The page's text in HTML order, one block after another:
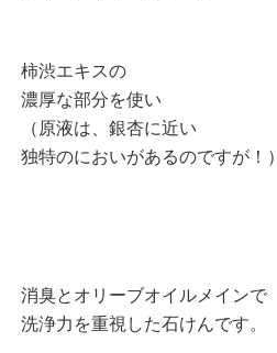
柿渋エキスの
濃厚な部分を使い
（原液は、銀杏に近い
独特のにおいがあるのですが！）
消臭とオリーブオイルメインで
洗浄力を重視した石けんです。